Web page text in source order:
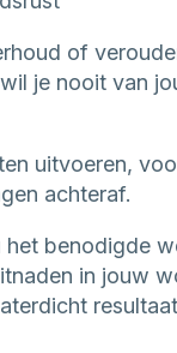
of
je nooit van
uitvoeren,
achteraf.
benodigde
in jouw